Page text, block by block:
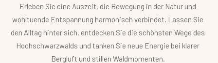
Erleben Sie eine Auszeit, die Bewegung in der Natur und
wohltuende Entspannung harmonisch verbindet. Lassen Sie
den Alltag hinter sich, entdecken Sie die schönsten Wege des
Hochschwarzwalds und tanken Sie neue Energie bei klarer
Bergluft und stillen Waldmomenten.